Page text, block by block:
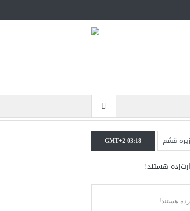
قشم
عربستان
می‌گیرد
GMT+2 03:18